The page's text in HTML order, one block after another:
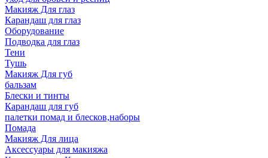
Макияж Для глаз
Карандаш для глаз
Оборудование
Подводка для глаз
Тени
Тушь
Макияж Для губ
бальзам
Блески и тинты
Карандаш для губ
палетки помад и блесков,наборы
Помада
Макияж Для лица
Аксессуары для макияжа